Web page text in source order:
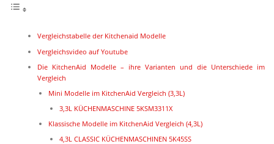
Vergleichs­tabelle der Kitchenaid Modelle
Vergleichs­video auf Youtube
Die KitchenAid Modelle – ihre Varianten und die
Vergleich